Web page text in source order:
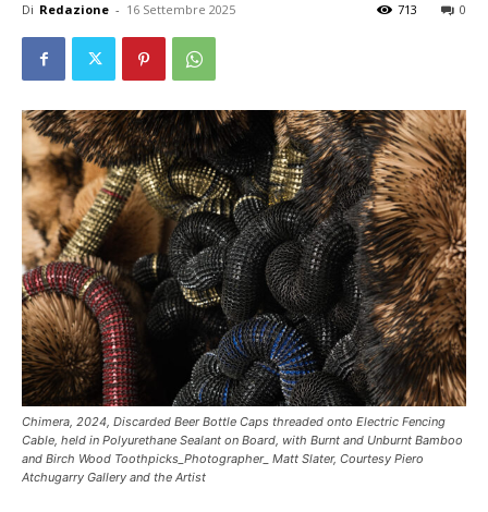
Di Redazione - 16 Settembre 2025 0
713
Chimera, 2024, Discarded Beer Bottle Caps threaded onto Electric Fencing
Cable, held in Polyurethane Sealant on Board, with Burnt and Unburnt Bamboo
and Birch Wood Toothpicks_Photographer_ Matt Slater, Courtesy Piero
Atchugarry Gallery and the Artist